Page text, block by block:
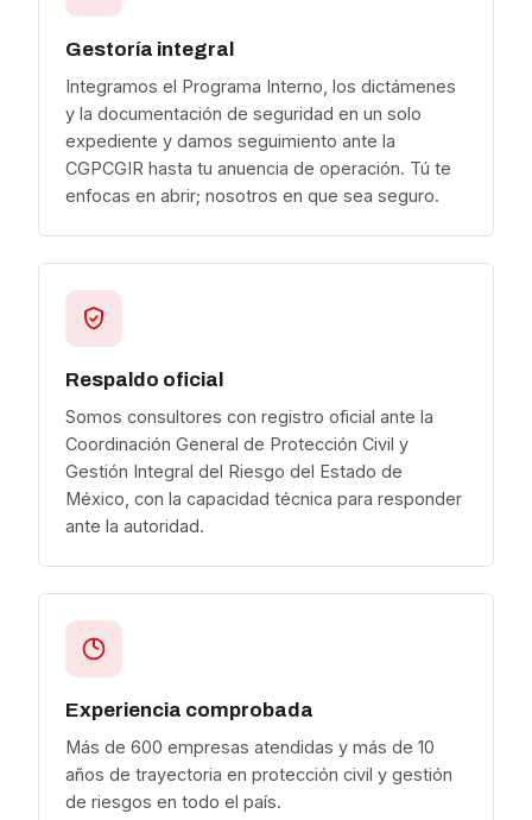
Gestoría integral
Integramos el Programa Interno, los dictámenes
y la documentación de seguridad en un solo
expediente y damos seguimiento ante la
CGPCGIR hasta tu anuencia de operación. Tú te
enfocas en abrir; nosotros en que sea seguro.
Respaldo oficial
Somos consultores con registro oficial ante la
Coordinación General de Protección Civil y
Gestión Integral del Riesgo del Estado de
México, con la capacidad técnica para responder
ante la autoridad.
Experiencia comprobada
Más de 600 empresas atendidas y más de 10
años de trayectoria en protección civil y gestión
de riesgos en todo el país.